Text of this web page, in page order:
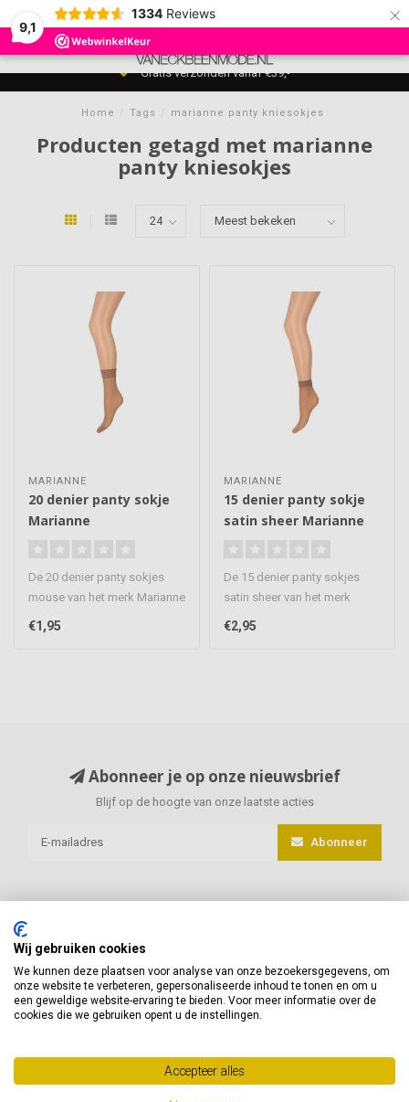
9,1
1334 Reviews ×
MENU
0
Gratis verzonden vanaf €39,-
Home / Tags / marianne panty kniesokjes
Producten getagd met marianne
panty kniesokjes
MARIANNE
20 denier panty sokje
Marianne
De 20 denier panty sokjes
mouse van het merk Marianne
zijn mooie sokjes die net ..
€1,95
MARIANNE
15 denier panty sokje
satin sheer Marianne
De 15 denier panty sokjes
satin sheer van het merk
Marianne zijn mooie sokjes
€2,95
Abonneer je op onze nieuwsbrief
Blijf op de hoogte van onze laatste acties
Abonneer
van Eck Beenmode
Heeft u vragen of advies nodig, neem gerust contact met ons op!
1311 HK
Almere, Nederland
Wij gebruiken cookies
We kunnen deze plaatsen voor analyse van onze bezoekersgegevens, om
onze website te verbeteren, gepersonaliseerde inhoud te tonen en om u
een geweldige website-ervaring te bieden. Voor meer informatie over de
cookies die we gebruiken opent u de instellingen.
Accepteer alles